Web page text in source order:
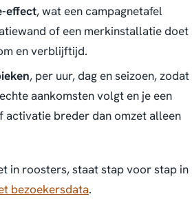
effect, wat een campagnetafel
of een merkinstallatie doet
en verblijftijd.
, per uur, dag en seizoen, zodat
aankomsten volgt en je een
activatie breder dan omzet alleen
in roosters, staat stap voor stap in
bezoekersdata.